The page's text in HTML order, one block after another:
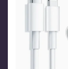
Illustrerad: Nej
Serie:
Streckkod: